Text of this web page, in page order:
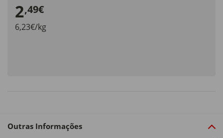
2,49€
6,23€/kg
Outras Informações